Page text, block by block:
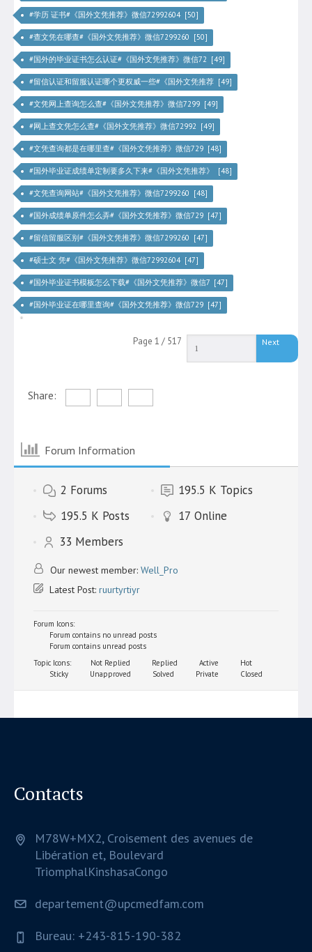
#学历 证书#《国外文凭推荐》微信72992604 [50]
#查文凭在哪查#《国外文凭推荐》微信7299260 [50]
#国外的毕业证书怎么认证#《国外文凭推荐》微信72 [49]
#留信认证和留服认证哪个更权威一些#《国外文凭推荐 [49]
#文凭网上查询怎么查#《国外文凭推荐》微信7299 [49]
#网上查文凭怎么查#《国外文凭推荐》微信72992 [49]
#文凭查询都是在哪里查#《国外文凭推荐》微信729 [48]
#国外毕业证成绩单定制要多久下来#《国外文凭推荐》 [48]
#文凭查询网站#《国外文凭推荐》微信7299260 [48]
#国外成绩单原件怎么弄#《国外文凭推荐》微信729 [47]
#留信留服区别#《国外文凭推荐》微信7299260 [47]
#硕士文 凭#《国外文凭推荐》微信72992604 [47]
#国外毕业证书模板怎么下载#《国外文凭推荐》微信7 [47]
#国外毕业证在哪里查询#《国外文凭推荐》微信729 [47]
Page 1 / 517 Next
Share:
Forum Information
2 Forums 195.5 K Topics
195.5 K Posts 17 Online
33 Members
Our newest member: Well_Pro
Latest Post: ruurtyrtiyr
Forum Icons:
Forum contains no unread posts
Forum contains unread posts
Topic Icons:
Not Replied Replied Active
Hot
Sticky
Unapproved Solved Private Closed
Contacts
M78W+MX2, Croisement des avenues de
Libération et, Boulevard
TriomphalKinshasaCongo
departement@upcmedfam.com
Bureau: +243-815-190-382